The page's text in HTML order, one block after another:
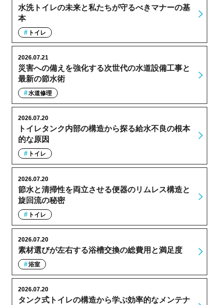
水洗トイレの未来と私たちが守るべきマナーの基
本
トイレ
災害への備えを強化する次世代の水道設備工事と
最新の節水術
2026.07.21
水道修理
トイレタンク内部の構造から探る給水不良の根本
的な原因
2026.07.20
トイレ
節水と清掃性を両立させる便器のリムレス構造と
旋回流の秘密
2026.07.20
トイレ
素材選びが左右する浴槽交換の総費用と満足度
2026.07.20
浴室
タンク式トイレの構造から学ぶ効率的なメンテナ
2026.07.20